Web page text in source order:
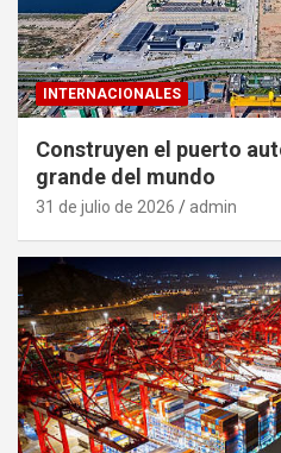
INTERNACIONALES
Construyen el puerto
grande del mundo
31 de julio de 2026 admin